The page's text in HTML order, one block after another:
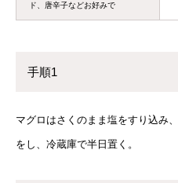
ド、唐辛子などお好みで
手順1
マグロはさくのまま塩をすり込み
をし、冷蔵庫で半日置く。